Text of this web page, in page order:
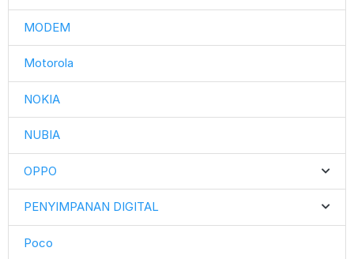
MODEM
Motorola
NOKIA
NUBIA
OPPO
PENYIMPANAN DIGITAL
Poco